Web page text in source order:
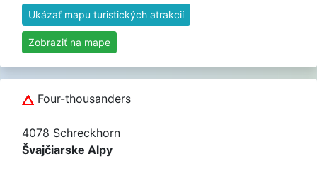
Ukázať mapu turistických atrakcií
Zobraziť na mape
Four-thousanders
4078 Schreckhorn
Švajčiarske Alpy